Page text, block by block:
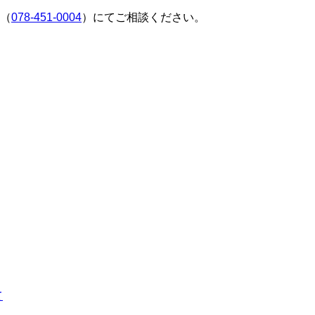
078-451-0004）にてご相談ください。